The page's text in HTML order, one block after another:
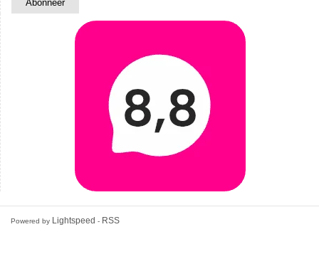
Powered by Lightspeed - RSS